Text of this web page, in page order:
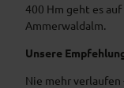
400 Hm geht es
Ammerwaldalm.
Unsere
Nie mehr